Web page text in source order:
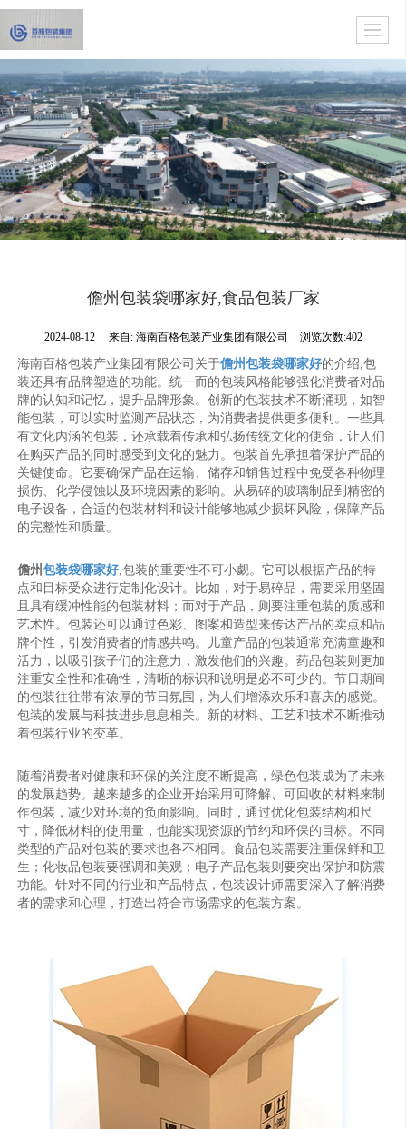
儋州包装袋哪家好,食品包装厂家
2024-08-12 来自: 海南百格包装产业集团有限公司 浏览次数:402
海南百格包装产业集团有限公司关于儋州包装袋哪家好的介绍,包
装还具有品牌塑造的功能。统一而的包装风格能够强化消费者对品
牌的认知和记忆，提升品牌形象。创新的包装技术不断涌现，如智
能包装，可以实时监测产品状态，为消费者提供更多便利。一些具
有文化内涵的包装，还承载着传承和弘扬传统文化的使命，让人们
在购买产品的同时感受到文化的魅力。包装首先承担着保护产品的
关键使命。它要确保产品在运输、储存和销售过程中免受各种物理
损伤、化学侵蚀以及环境因素的影响。从易碎的玻璃制品到精密的
电子设备，合适的包装材料和设计能够地减少损坏风险，保障产品
的完整性和质量。
儋州包装袋哪家好 ,包装的重要性不可小觑。它可以根据产品的特
点和目标受众进行定制化设计。比如，对于易碎品，需要采用坚固
且具有缓冲性能的包装材料；而对于产品，则要注重包装的质感和
艺术性。包装还可以通过色彩、图案和造型来传达产品的卖点和品
牌个性，引发消费者的情感共鸣。儿童产品的包装通常充满童趣和
活力，以吸引孩子们的注意力，激发他们的兴趣。药品包装则更加
注重安全性和准确性，清晰的标识和说明是必不可少的。节日期间
的包装往往带有浓厚的节日氛围，为人们增添欢乐和喜庆的感觉。
包装的发展与科技进步息息相关。新的材料、工艺和技术不断推动
着包装行业的变革。
随着消费者对健康和环保的关注度不断提高，绿色包装成为了未来
的发展趋势。越来越多的企业开始采用可降解、可回收的材料来制
作包装，减少对环境的负面影响。同时，通过优化包装结构和尺
寸，降低材料的使用量，也能实现资源的节约和环保的目标。不同
类型的产品对包装的要求也各不相同。食品包装需要注重保鲜和卫
生；化妆品包装要强调和美观；电子产品包装则要突出保护和防震
功能。针对不同的行业和产品特点，包装设计师需要深入了解消费
者的需求和心理，打造出符合市场需求的包装方案。